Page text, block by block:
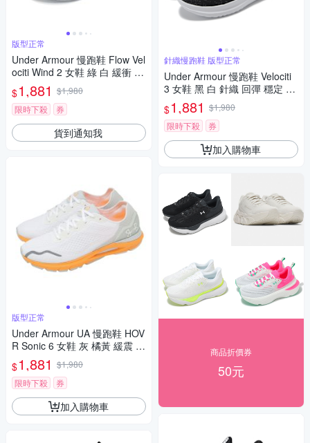
版型正常
Under Armour 慢跑鞋 Flow Vel
ociti Wind 2 女鞋 綠 白 緩衝 路
跑 UA 運動鞋 3025662106
$1,881 $1,980
限時下殺
券
貨到通知我
版型正常
Under Armour UA 慢跑鞋 HOV
R Sonic 6 女鞋 灰 橘黃 緩震 運
動鞋 UA 3026128106
$1,881 $1,980
限時下殺
券
加入購物車
針織慢跑鞋 版型正常
Under Armour 慢跑鞋 Velociti
3 女鞋 黑 白 針織 回彈 穩定 Fl
ow 路跑 運動鞋 UA 30261240
02
$1,881 $1,980
限時下殺
券
加入購物車
商品折價券
50元